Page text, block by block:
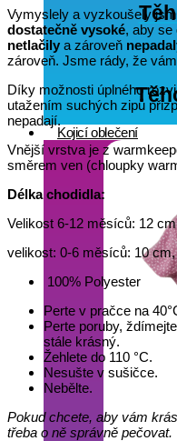
Kojicí oblečení
Vymyslely a vyzkoušely
dostatečně vysoké, aby se
netlačily a zároveň
zároveň. Jsme rády, že
Díky možnosti úplného
utažením suchých zipů
nepadají.
Vnější vrstva je z
směrem ven (chloupky
Délka chodidla:
Velikost 6-12 měsíců: 12
velikost: 0-6 měsíců: 10
100% Polyester
Perte v pračce na
Perte poruby,
stále krásný.
Žehlete do 110 °C.
Nesušte v sušičce.
Nebělte.
Pokud chcete, aby vám
třeba o ně správně pečovat.